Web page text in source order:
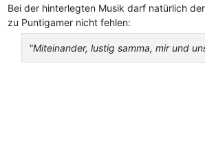
Bei der hinterlegten Musik darf natürlich
zu Puntigamer nicht fehlen:
"Miteinander, lustig samma, mir und